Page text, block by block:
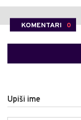
KOMENTARI 0
Upiši ime